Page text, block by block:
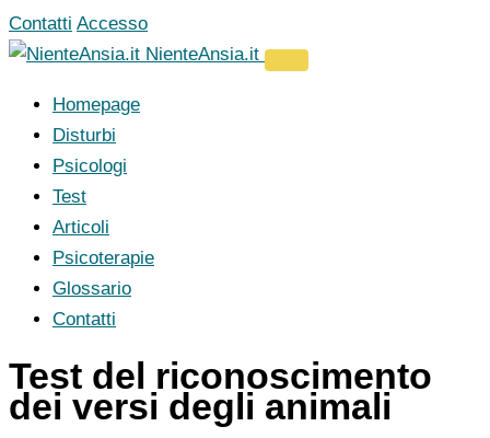
Vai
al
Contatti Accesso
NienteAnsia.it
Homepage
Disturbi
Psicologi
Test
Articoli
Psicoterapie
Glossario
Contatti
Test del riconoscimento
dei versi degli animali